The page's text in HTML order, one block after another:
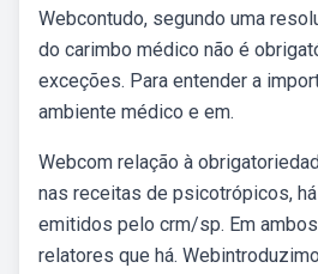
Webcontudo, segundo uma
do carimbo médico não é
exceções. Para entender a
ambiente médico e em.
Webcom relação à
nas receitas de psicotrópicos,
emitidos pelo crm/sp. Em
relatores que há.